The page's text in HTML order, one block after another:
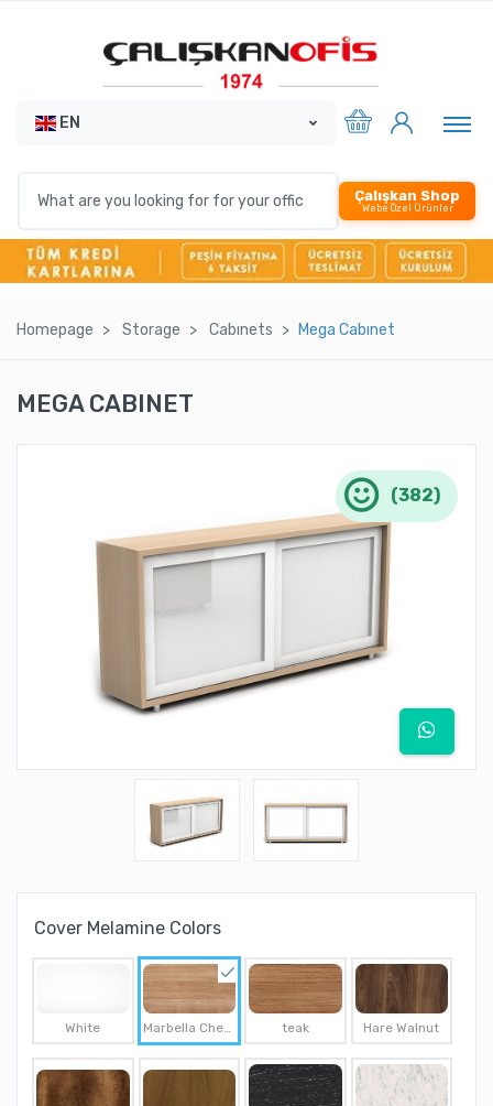
EN
Çalışkan Shop
Webe Özel Ürünler
Homepage Storage Cabınets Mega Cabınet
MEGA CABINET
(382)
Cover Melamine Colors
White Marbella Cherry teak Hare Walnut